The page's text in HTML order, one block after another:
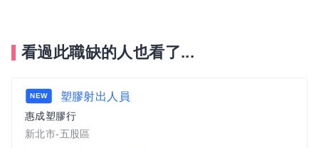
看過此職缺的人也看了...
NEW 塑膠射出人員
惠成塑膠行
新北市-五股區